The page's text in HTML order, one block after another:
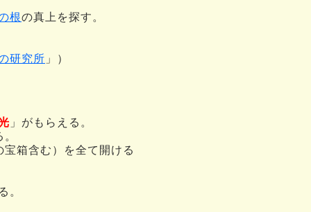
根の真上を探す。
研究所 」）
」がもらえる。
箱含む）を全て開ける
。